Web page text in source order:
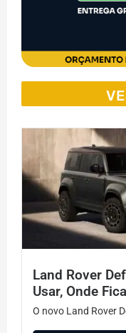
Land Rover
Usar, Onde
O novo Land Rover